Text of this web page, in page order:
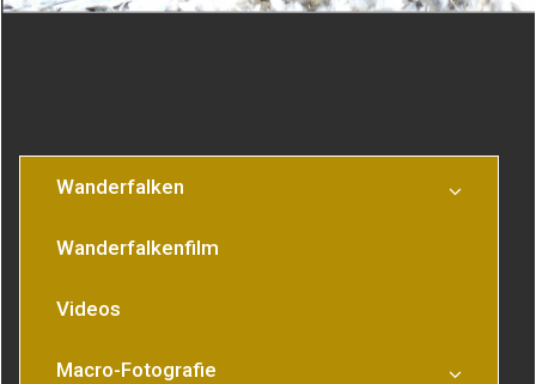
Wanderfalken
Wanderfalkenfilm
Videos
Macro-Fotografie